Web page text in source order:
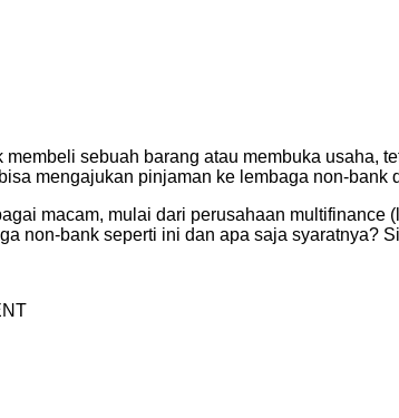
sebuah barang atau membuka usaha,
mengajukan pinjaman ke lembaga non-bank
macam, mulai dari perusahaan
non-bank seperti ini dan apa saja syaratnya?